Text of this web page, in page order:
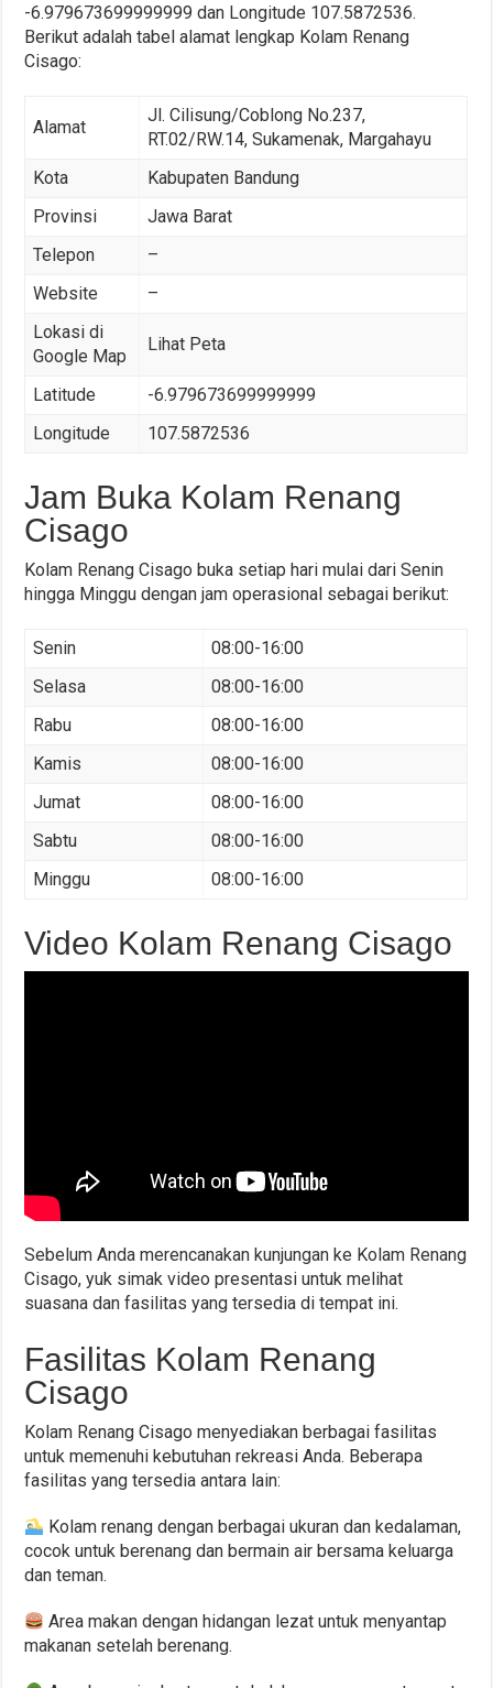
-6.979673699999999 dan Longitude 107.5872536.
Berikut adalah tabel alamat lengkap Kolam Renang
Cisago:
Alamat
Jl. Cilisung/Coblong No.237,
RT.02/RW.14, Sukamenak, Margahayu
Kota
Kabupaten Bandung
Provinsi
Jawa Barat
Telepon
–
Website
–
Lokasi di
Google Map
Lihat Peta
Latitude
-6.979673699999999
Longitude
107.5872536
Jam Buka Kolam Renang
Cisago
Kolam Renang Cisago buka setiap hari mulai dari Senin
hingga Minggu dengan jam operasional sebagai berikut:
Senin
08:00-16:00
Selasa
08:00-16:00
Rabu
08:00-16:00
Kamis
08:00-16:00
Jumat
08:00-16:00
Sabtu
08:00-16:00
Minggu
08:00-16:00
Video Kolam Renang Cisago
Sebelum Anda merencanakan kunjungan ke Kolam Renang
Cisago, yuk simak video presentasi untuk melihat
suasana dan fasilitas yang tersedia di tempat ini.
Fasilitas Kolam Renang
Cisago
Kolam Renang Cisago menyediakan berbagai fasilitas
untuk memenuhi kebutuhan rekreasi Anda. Beberapa
fasilitas yang tersedia antara lain:
Kolam renang dengan berbagai ukuran dan kedalaman,
cocok untuk berenang dan bermain air bersama keluarga
dan teman.
Area makan dengan hidangan lezat untuk menyantap
makanan setelah berenang.